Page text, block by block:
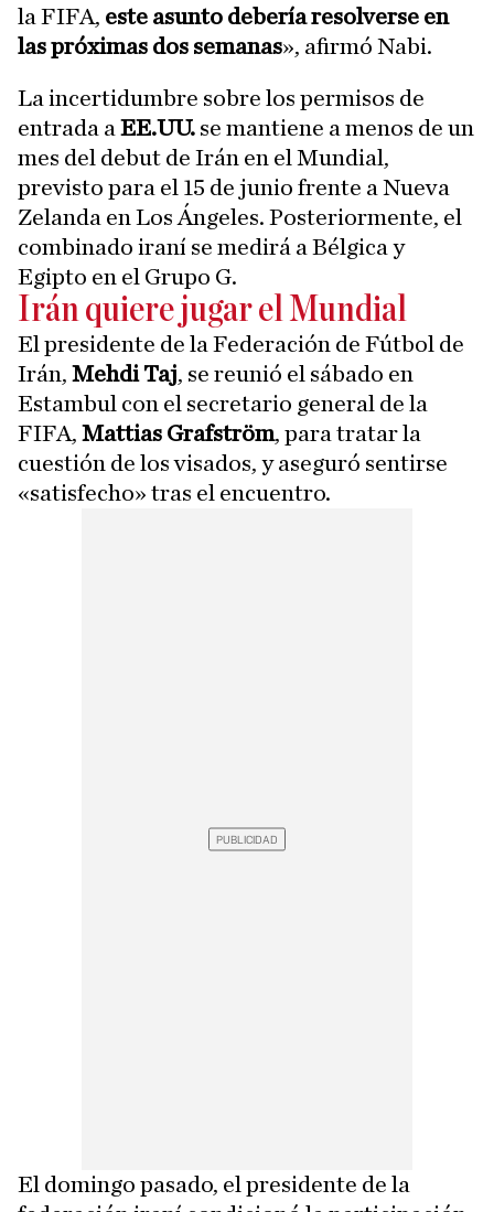
la FIFA, este asunto debería resolverse en
las próximas dos semanas», afirmó Nabi.
La incertidumbre sobre los permisos de
entrada a EE.UU. se mantiene a menos de un
mes del debut de Irán en el Mundial,
previsto para el 15 de junio frente a Nueva
Zelanda en Los Ángeles. Posteriormente, el
combinado iraní se medirá a Bélgica y
Egipto en el Grupo G.
Irán quiere jugar el Mundial
El presidente de la Federación de Fútbol de
Irán, Mehdi Taj, se reunió el sábado en
Estambul con el secretario general de la
FIFA, Mattias Grafström, para tratar la
cuestión de los visados, y aseguró sentirse
«satisfecho» tras el encuentro.
El domingo pasado, el presidente de la